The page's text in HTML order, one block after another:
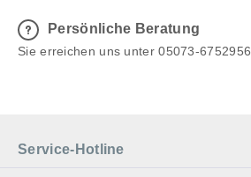
Persönliche Beratung
Sie erreichen uns unter 05073-6752956
Service-Hotline